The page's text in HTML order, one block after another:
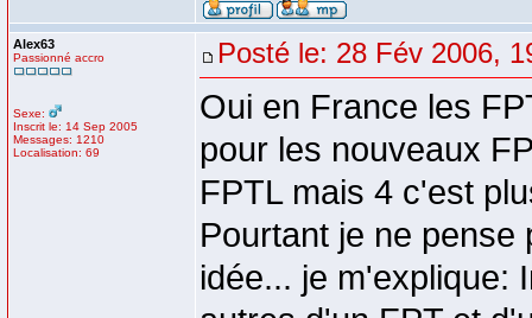
Alex63
Passionné accro
Sexe:
Inscrit le: 14 Sep 2005
Messages: 1210
Localisation: 69
Posté le: 28 Fév 2006,
Oui en France les
pour les nouveaux
FPTL mais 4 c'est
Pourtant je ne
idée... je m'explique: